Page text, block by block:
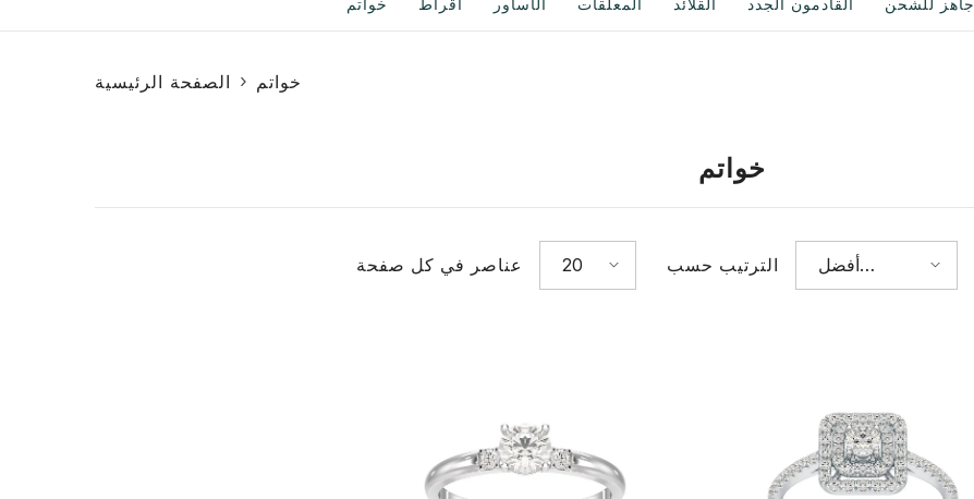
الصفحة الرئيسية خواتم
خواتم
عناصر في كل صفحة 20 الترتيب حسب
أفضل
مبيعات